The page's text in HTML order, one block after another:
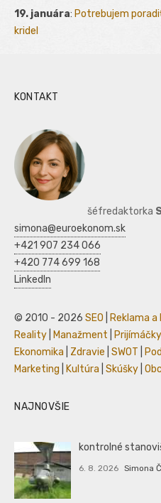
19. januára: Potrebujem
kridel
KONTAKT
šéfredaktorka
simona@euroekonom.sk
+421 907 234 066
+420 774 699 168
LinkedIn
© 2010 - 2026 SEO Reklama a
Reality
Manažment Prijímáčky
Ekonomika
Zdravie SWOT
Marketing
Kultúra Skúšky
NAJNOVŠIE
kontrolné
6. 8. 2026 Simona